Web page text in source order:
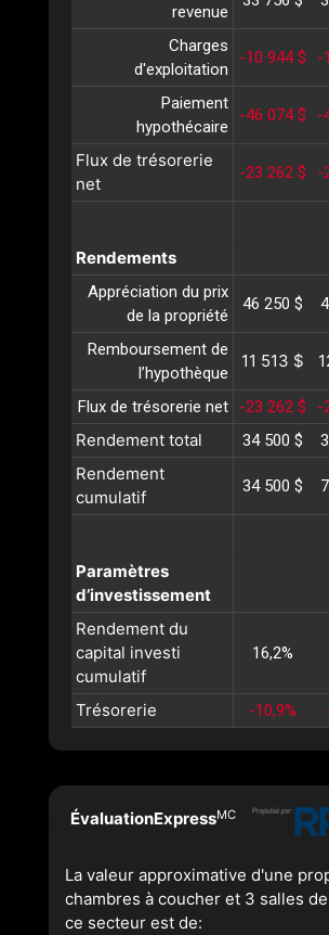
revenue
Charges
d'exploitation
-10 944 $ -
Paiement
hypothécaire
-46 074 $ -
Flux de trésorerie
net
-23 262 $ -
Rendements
Appréciation du prix
de la propriété
46 250 $
Remboursement de
l’hypothèque
11 513 $
Flux de trésorerie net -23 262 $ -
Rendement total 34 500 $
Rendement
cumulatif
34 500 $
Paramètres
d’investissement
Rendement du
capital investi
cumulatif
16,2%
Trésorerie -10,9%
ÉvaluationExpressMC
La valeur approximative d'une
chambres à coucher et 3 salles
ce secteur est de: